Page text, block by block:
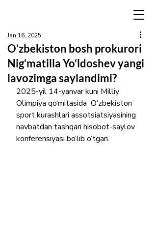
O‘zbekiston bosh prokurori
Nig‘matilla Yo‘ldoshev yangi
lavozimga saylandimi?
Jan 16, 2025
2025-yil 14-yanvar kuni Milliy
Olimpiya qo‘mitasida  O‘zbekiston
sport kurashlari assotsiatsiyasining
navbatdan tashqari hisobot-saylov
konferensiyasi bo‘lib o‘tgan.